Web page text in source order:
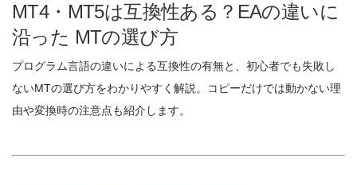
MT4・MT5は互換性ある？EAの違いに
沿った MTの選び方
プログラム言語の違いによる互換性の有無と、初心者でも失敗し
ないMTの選び方をわかりやすく解説。コピーだけでは動かない理
由や変換時の注意点も紹介します。